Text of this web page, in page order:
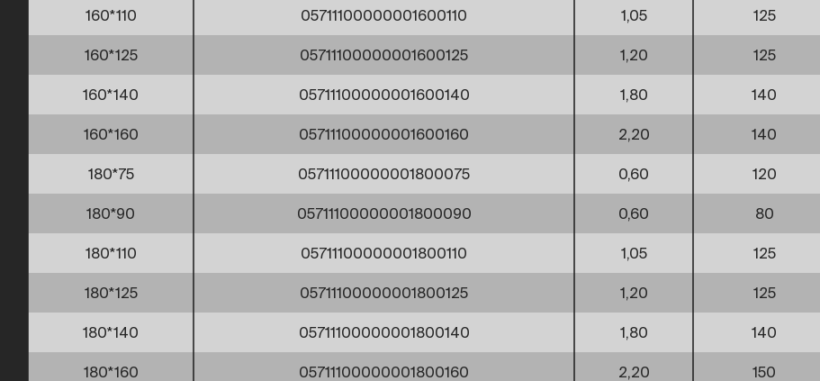
160*110 05711100000001600110 1,05 125
160*125 05711100000001600125 1,20 125
160*140 05711100000001600140 1,80 140
160*160 05711100000001600160 2,20 140
180*75 05711100000001800075 0,60 120
180*90 05711100000001800090 0,60 80
180*110 05711100000001800110 1,05 125
180*125 05711100000001800125 1,20 125
180*140 05711100000001800140 1,80 140
180*160 05711100000001800160 2,20 150